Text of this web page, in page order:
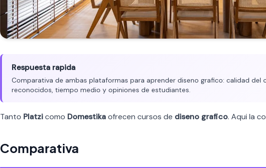
Respuesta rapida
Comparativa de ambas plataformas para aprender diseno grafico: calidad del
reconocidos, tiempo medio y opiniones de estudiantes.
Tanto Platzicomo Domestikaofrecen cursos de diseno grafico. Aqui la
Comparativa